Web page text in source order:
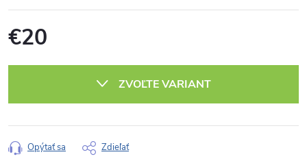
€20
ZVOĽTE VARIANT
Opýtať sa Zdieľať